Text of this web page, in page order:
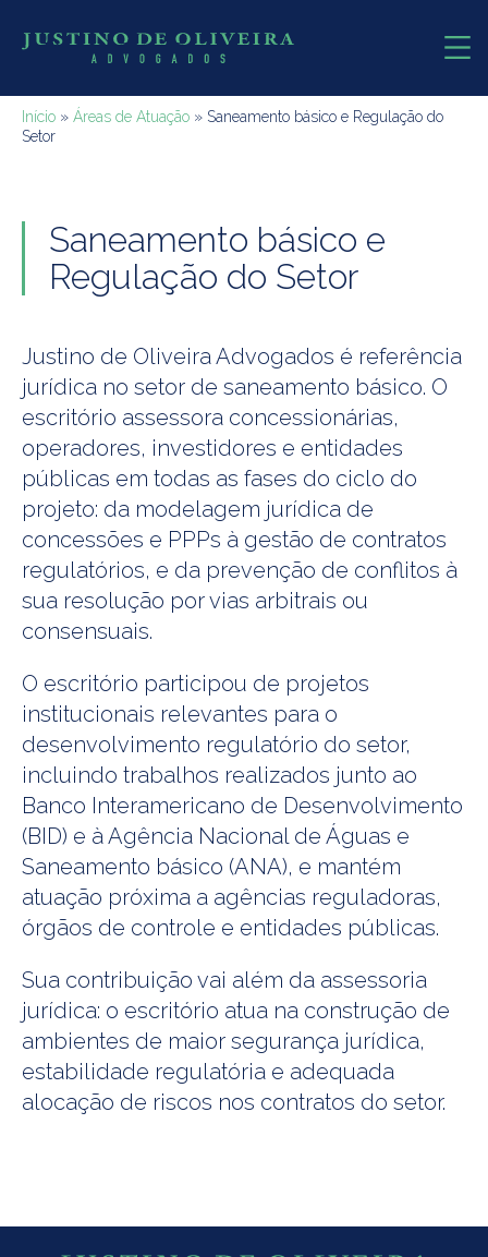
Início » Áreas de Atuação » Saneamento básico e Regulação do
Setor
Saneamento básico e
Regulação do Setor
Justino de Oliveira Advogados é referência
jurídica no setor de saneamento básico. O
escritório assessora concessionárias,
operadores, investidores e entidades
públicas em todas as fases do ciclo do
projeto: da modelagem jurídica de
concessões e PPPs à gestão de contratos
regulatórios, e da prevenção de conflitos à
sua resolução por vias arbitrais ou
consensuais.
O escritório participou de projetos
institucionais relevantes para o
desenvolvimento regulatório do setor,
incluindo trabalhos realizados junto ao
Banco Interamericano de Desenvolvimento
(BID) e à Agência Nacional de Águas e
Saneamento básico (ANA), e mantém
atuação próxima a agências reguladoras,
órgãos de controle e entidades públicas.
Sua contribuição vai além da assessoria
jurídica: o escritório atua na construção de
ambientes de maior segurança jurídica,
estabilidade regulatória e adequada
alocação de riscos nos contratos do setor.